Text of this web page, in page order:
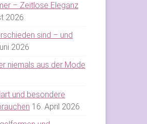
– Zeitlose Eleganz
2026
sind – und
2026
niemals aus der Mode
und besondere
16. April 2026